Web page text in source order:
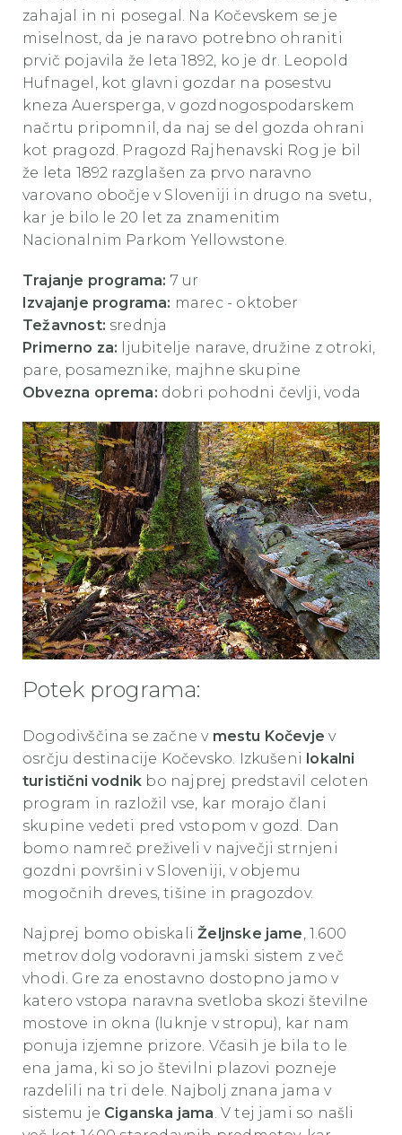
zahajal in ni posegal. Na Kočevskem se je
miselnost, da je naravo potrebno ohraniti
prvič pojavila že leta 1892, ko je dr. Leopold
Hufnagel, kot glavni gozdar na posestvu
kneza Auersperga, v gozdnogospodarskem
načrtu pripomnil, da naj se del gozda ohrani
kot pragozd. P ragozd Rajhenavski Rog je bil
že leta 1892 razglašen za prvo naravno
varovano obočje v Sloveniji in drugo na svetu,
kar je bilo le 20 let za znamenitim
Nacionalnim Parkom Yellowstone.
Trajanje programa: 7 ur
Izvajanje programa: marec - oktober
Težavnost: srednja
Primerno za:
ljubitelje narave, družine z otroki,
pare, posameznike, majhne skupine
Obvezna oprema: dobri pohodni čevlji, voda
Potek programa:
Dogodivščina se začne v mestu Kočevje v
osrčju destinacije Kočevsko. Izkušeni lokalni
turistični vodnik bo najprej predstavil celoten
program in razložil vse, kar morajo člani
skupine vedeti pred vstopom v gozd. Dan
bomo namreč preživeli v največji strnjeni
gozdni površini v Sloveniji, v objemu
mogočnih dreves, tišine in pragozdov.
Najprej bomo obiskaliŽeljnske jame , 1.600
metrov dolg vodoravni jamski sistem z več
vhodi. Gre za enostavno dostopno jamo v
katero vstopa naravna svetloba skozi številne
mostove in okna (luknje v stropu), kar nam
ponuja izjemne prizore. Včasih je bila to le
ena jama, ki so jo številni plazovi pozneje
razdelili na tri dele. Najbolj znana jama v
sistemu je Ciganska jama . V tej jami so našli